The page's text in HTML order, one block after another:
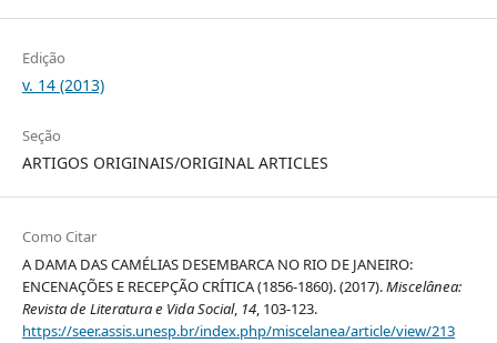
Edição
v. 14 (2013)
Seção
ARTIGOS ORIGINAIS/ORIGINAL ARTICLES
Como Citar
A DAMA DAS CAMÉLIAS DESEMBARCA NO RIO DE JANEIRO:
ENCENAÇÕES E RECEPÇÃO CRÍTICA (1856-1860). (2017).Miscelânea:
Revista de Literatura e Vida Social, 14, 103-123.
https://seer.assis.unesp.br/index.php/miscelanea/article/view/213